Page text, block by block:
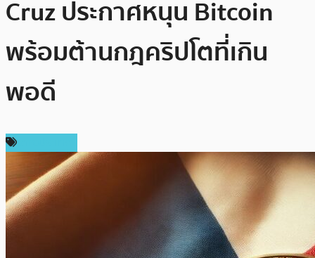
Cruz ประกาศหนุน Bitcoin
พร้อมต้านกฎคริปโตที่เกิน
พอดี